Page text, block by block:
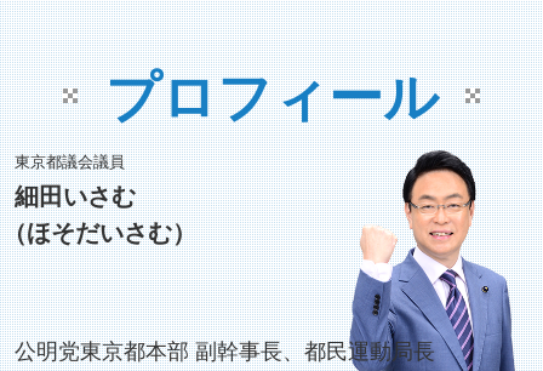
プロフィール
東京都議会議員
細田いさむ
（ほそだいさむ）
公明党東京都本部 副幹事長、都民運動局長